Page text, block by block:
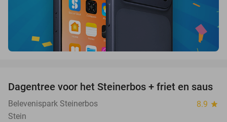
37%
Dagentree voor het Steinerbos + friet en saus
Belevenispark Steinerbos 8.9 star
Stein